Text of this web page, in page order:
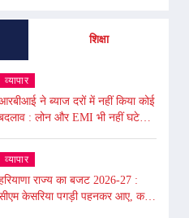
शिक्षा
व्यापार
ने ब्याज दरों में नहीं किया कोई
: लोन और EMI भी नहीं घटेगी,
में उथल-पुथल के चलते महंगाई
व्यापार
राज्य का बजट 2026-27 :
केसरिया पगड़ी पहनकर आए, कहा